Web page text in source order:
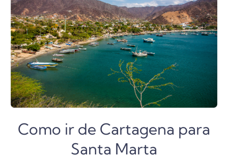
Como ir de Cartagena para
Santa Marta